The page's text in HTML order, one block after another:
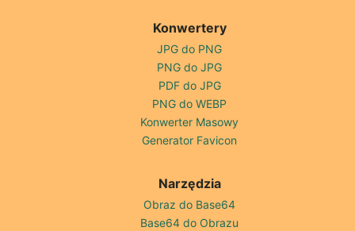
Konwertery
JPG do PNG
PNG do JPG
PDF do JPG
PNG do WEBP
Konwerter Masowy
Generator Favicon
Narzędzia
Obraz do Base64
Base64 do Obrazu